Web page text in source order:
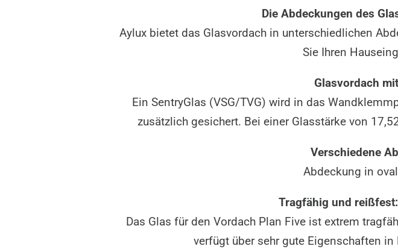
Die Abdeckungen des
Aylux bietet das Glasvordach in unterschiedlichen
Sie Ihren
Glasvordach
Ein SentryGlas (VSG/TVG) wird in das
zusätzlich gesichert. Bei einer Glasstärke von
Verschiedene
Abdeckung in
Tragfähig und
Das Glas für den Vordach Plan Five ist extrem
verfügt über sehr gute Eigenschaften